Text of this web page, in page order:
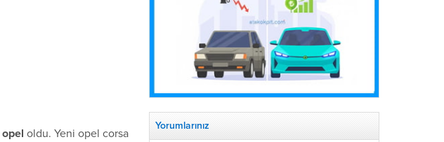
opel oldu. Yeni opel corsa
Yorumlarınız